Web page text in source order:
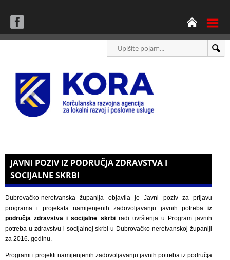
JAVNI POZIV IZ PODRUČJA ZDRAVSTVA I
SOCIJALNE SKRBI
Dubrovačko-neretvanska županija objavila je Javni poziv za prijavu
programa i projekata namijenjenih zadovoljavanju javnih potrebaiz
područja zdravstva i socijalne skrbiradi uvrštenja u Program javnih
potreba u zdravstvu i socijalnoj skrbi u Dubrovačko-neretvanskoj županiji
za 2016. godinu.
Programi i projekti namijenjenih zadovoljavanju javnih potreba iz područja